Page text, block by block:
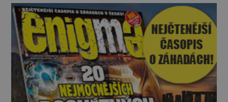
jistotou neví, kdo jej napsal, kdy vznikl ani co
vlastně vypráví. Rohoncský kodex se poprvé
objevuje v roce